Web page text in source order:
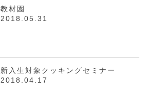
教材園
2018.05.31
新入生対象クッキングセミナー
2018.04.17